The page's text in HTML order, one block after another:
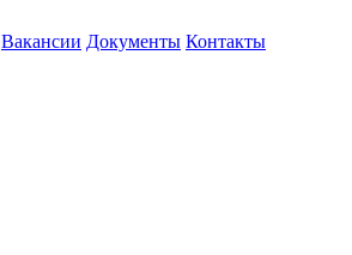
Вакансии Документы Контакты